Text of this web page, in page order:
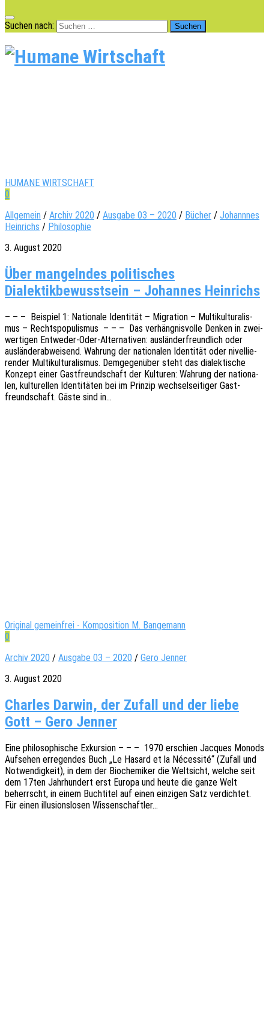
Suchen nach:
HUMANE WIRTSCHAFT
0
Allgemein / Archiv 2020 / Ausgabe 03 – 2020 / Bücher / Johannnes
Heinrichs / Philosophie
3. August 2020
Über mangelndes politisches
Dialektikbewusstsein – Johannes Heinrichs
– – – Beispiel 1: Natio­na­le Iden­ti­tät – Migra­ti­on – Multi­kul­tu­ra­lis­
mus – Rechts­po­pu­lis­mus – – – Das verhäng­nis­vol­le Denken in zwei­
wer­ti­gen Entwe­­der-Oder-Alter­na­­ti­­ven: auslän­der­freund­lich oder
auslän­der­ab­wei­send. Wahrung der natio­na­len Iden­ti­tät oder nivel­lie­
ren­der Multi­kul­tu­ra­lis­mus. Demge­gen­über steht das dialek­ti­sche
Konzept einer Gast­freund­schaft der Kultu­ren: Wahrung der natio­na­
len, kultu­rel­len Iden­ti­tä­ten bei im Prin­zip wech­sel­sei­ti­ger Gast­
freund­schaft. Gäste sind in…
Original gemeinfrei - Komposition M. Bangemann
0
Archiv 2020 / Ausgabe 03 – 2020 / Gero Jenner
3. August 2020
Charles Darwin, der Zufall und der liebe
Gott – Gero Jenner
Eine philo­so­phi­sche Exkur­si­on – – – 1970 erschien Jacques Monods
Aufse­hen erre­gen­des Buch „Le Hasard et la Néces­si­té“ (Zufall und
Notwen­dig­keit), in dem der Bioche­mi­ker die Welt­sicht, welche seit
dem 17ten Jahr­hun­dert erst Europa und heute die ganze Welt
beherrscht, in einem Buch­ti­tel auf einen einzi­gen Satz verdich­tet.
Für einen illu­si­ons­lo­sen Wissenschaftler…